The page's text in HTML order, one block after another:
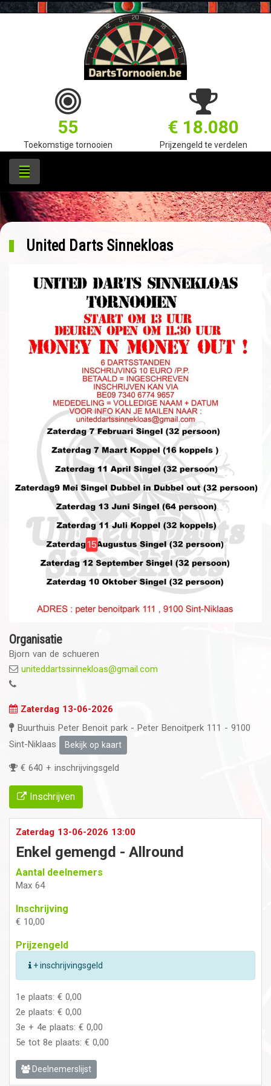
55
Toekomstige tornooien
€ 18.080
Prijzengeld te verdelen
United Darts Sinnekloas
Organisatie
Bjorn van de schueren
uniteddartssinnekloas@gmail.com
Zaterdag 13-06-2026
Buurthuis Peter Benoit park - Peter Benoitperk 111 - 9100
Sint-Niklaas
Bekijk op kaart
€ 640 + inschrijvingsgeld
Inschrijven
Zaterdag 13-06-2026 13:00
Enkel gemengd - Allround
Aantal deelnemers
Max 64
Inschrijving
€ 10,00
Prijzengeld
+ inschrijvingsgeld
1e plaats: € 0,00
2e plaats: € 0,00
3e + 4e plaats: € 0,00
5e tot 8e plaats: € 0,00
Deelnemerslijst